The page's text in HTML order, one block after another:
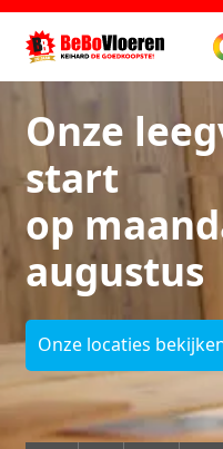
Onze
start
op
augustus
Onze locaties